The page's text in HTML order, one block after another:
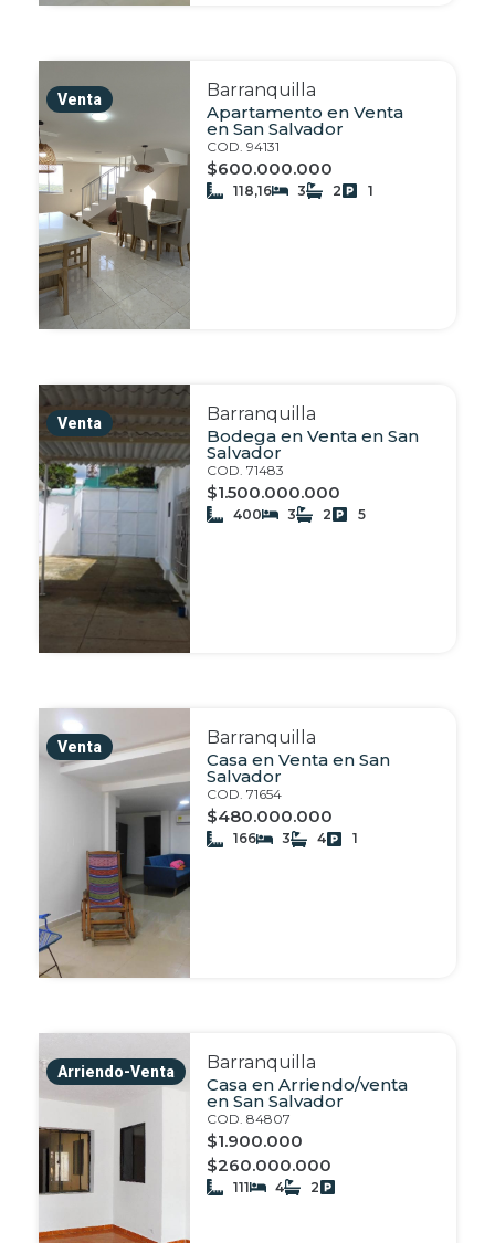
Venta
Barranquilla
Apartamento en Venta
en San Salvador
COD. 94131
$600.000.000
118,16 3 2 1
Venta
Barranquilla
Bodega en Venta en San
Salvador
COD. 71483
$1.500.000.000
400 3 2 5
Venta
Barranquilla
Casa en Venta en San
Salvador
COD. 71654
$480.000.000
166 3 4 1
Arriendo-Venta
Barranquilla
Casa en Arriendo/venta
en San Salvador
COD. 84807
$1.900.000
$260.000.000
111 4 2